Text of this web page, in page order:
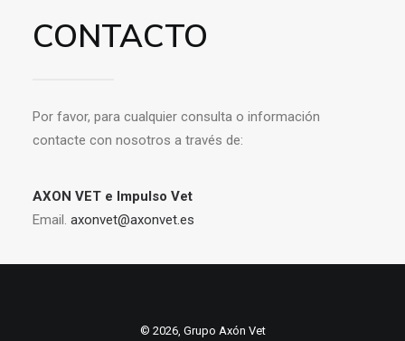
CONTACTO
Por favor, para cualquier consulta o información
contacte con nosotros a través de:
AXON VET e Impulso Vet
Email. axonvet@axonvet.es
© 2026, Grupo Axón Vet